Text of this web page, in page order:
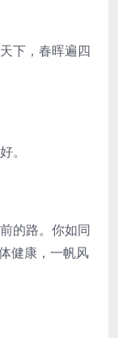
下，春晖遍四
。
的路。你如同
健康，一帆风